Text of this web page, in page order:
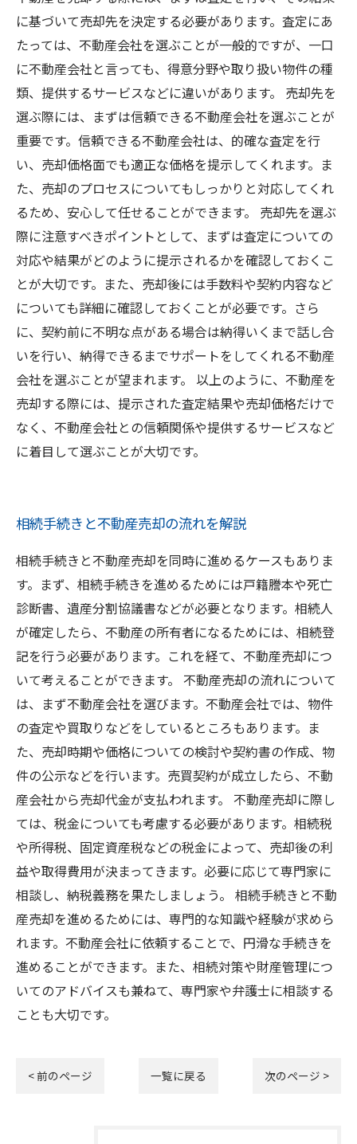
に基づいて売却先を決定する必要があります。査定にあ
たっては、不動産会社を選ぶことが一般的ですが、一口
に不動産会社と言っても、得意分野や取り扱い物件の種
類、提供するサービスなどに違いがあります。 売却先を
選ぶ際には、まずは信頼できる不動産会社を選ぶことが
重要です。信頼できる不動産会社は、的確な査定を行
い、売却価格面でも適正な価格を提示してくれます。ま
た、売却のプロセスについてもしっかりと対応してくれ
るため、安心して任せることができます。 売却先を選ぶ
際に注意すべきポイントとして、まずは査定についての
対応や結果がどのように提示されるかを確認しておくこ
とが大切です。また、売却後には手数料や契約内容など
についても詳細に確認しておくことが必要です。さら
に、契約前に不明な点がある場合は納得いくまで話し合
いを行い、納得できるまでサポートをしてくれる不動産
会社を選ぶことが望まれます。 以上のように、不動産を
売却する際には、提示された査定結果や売却価格だけで
なく、不動産会社との信頼関係や提供するサービスなど
に着目して選ぶことが大切です。
相続手続きと不動産売却の流れを解説
相続手続きと不動産売却を同時に進めるケースもありま
す。まず、相続手続きを進めるためには戸籍謄本や死亡
診断書、遺産分割協議書などが必要となります。相続人
が確定したら、不動産の所有者になるためには、相続登
記を行う必要があります。これを経て、不動産売却につ
いて考えることができます。 不動産売却の流れについて
は、まず不動産会社を選びます。不動産会社では、物件
の査定や買取りなどをしているところもあります。ま
た、売却時期や価格についての検討や契約書の作成、物
件の公示などを行います。売買契約が成立したら、不動
産会社から売却代金が支払われます。 不動産売却に際し
ては、税金についても考慮する必要があります。相続税
や所得税、固定資産税などの税金によって、売却後の利
益や取得費用が決まってきます。必要に応じて専門家に
相談し、納税義務を果たしましょう。 相続手続きと不動
産売却を進めるためには、専門的な知識や経験が求めら
れます。不動産会社に依頼することで、円滑な手続きを
進めることができます。また、相続対策や財産管理につ
いてのアドバイスも兼ねて、専門家や弁護士に相談する
ことも大切です。
< 前のページ 一覧に戻る 次のページ >